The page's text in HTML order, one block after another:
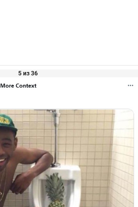
5 из 36